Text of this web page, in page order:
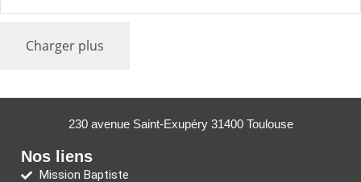
Charger plus
230 avenue Saint-Exupéry 31400 Toulouse
Nos liens
Mission Baptiste